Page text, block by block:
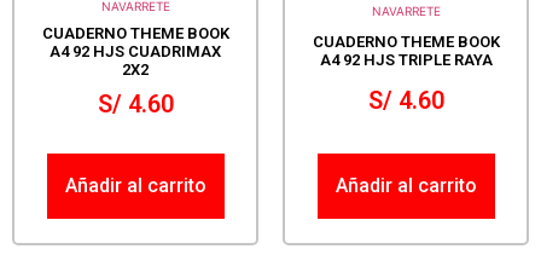
NAVARRETE
CUADERNO THEME BOOK
A4 92 HJS CUADRIMAX
2X2
S/4.60
Añadir al carrito
NAVARRETE
CUADERNO THEME BOOK
A4 92 HJS TRIPLE RAYA
S/4.60
Añadir al carrito